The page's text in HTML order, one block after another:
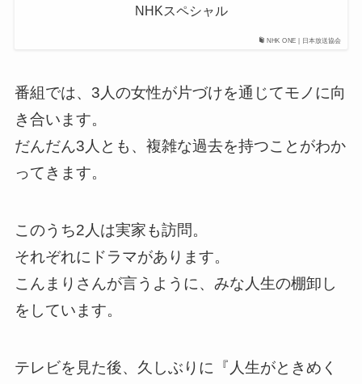
NHK ONE | 日本放送協会
NHKスペシャル
番組では、3人の女性が片づけを通じてモノに向
き合います。
だんだん3人とも、複雑な過去を持つことがわか
ってきます。
このうち2人は実家も訪問。
それぞれにドラマがあります。
こんまりさんが言うように、みな人生の棚卸し
をしています。
テレビを見た後、久しぶりに『人生がときめく